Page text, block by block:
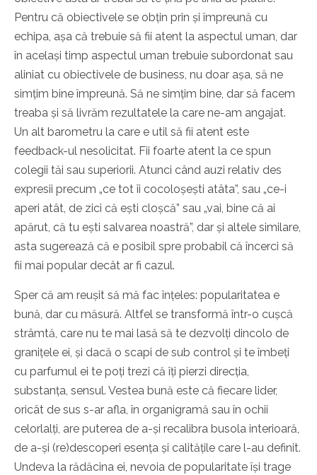
Pentru că obiectivele se obțin prin și împreună cu
echipa, așa că trebuie să fii atent la aspectul uman, dar
în același timp aspectul uman trebuie subordonat sau
aliniat cu obiectivele de business, nu doar așa, să ne
simțim bine împreună. Să ne simțim bine, dar să facem
treaba și să livrăm rezultatele la care ne-am angajat.
Un alt barometru la care e util să fii atent este
feedback-ul nesolicitat. Fii foarte atent la ce spun
colegii tăi sau superiorii. Atunci când auzi relativ des
expresii precum „ce tot îi cocoloșești atâta”, sau „ce-i
aperi atât, de zici că ești cloșcă” sau „vai, bine că ai
apărut, că tu ești salvarea noastră”, dar și altele similare,
asta sugerează că e posibil spre probabil că încerci să
fii mai popular decât ar fi cazul.
Sper că am reușit să mă fac înțeles: popularitatea e
bună, dar cu măsură. Altfel se transformă într-o cușcă
strâmtă, care nu te mai lasă să te dezvolți dincolo de
granițele ei, și dacă o scapi de sub control și te îmbeți
cu parfumul ei te poți trezi că îți pierzi direcția,
substanța, sensul. Vestea bună este că fiecare lider,
oricât de sus s-ar afla, în organigramă sau în ochii
celorlalți, are puterea de a-și recalibra busola interioară,
de a-și (re)descoperi esența și calitățile care l-au definit.
Undeva la rădăcina ei, nevoia de popularitate își trage